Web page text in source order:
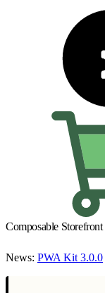
Composable Storefront
News: PWA Kit 3.0.0